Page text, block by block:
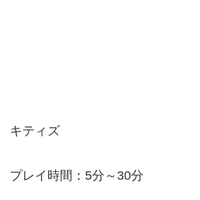
キティズ
プレイ時間：5分～30分